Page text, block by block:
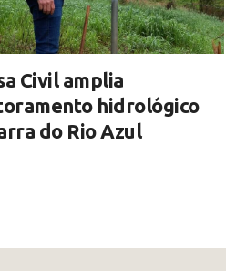
Civil amplia
hidrológico
do Rio Azul